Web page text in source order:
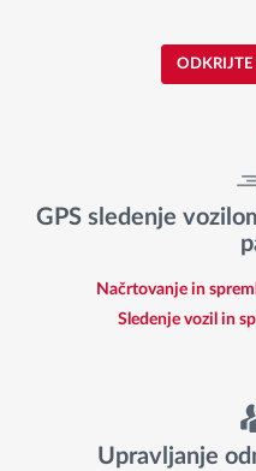
ODKRIJTE
GPS sledenje
Načrtovanje in
Sledenje vozil in
Upravljanje